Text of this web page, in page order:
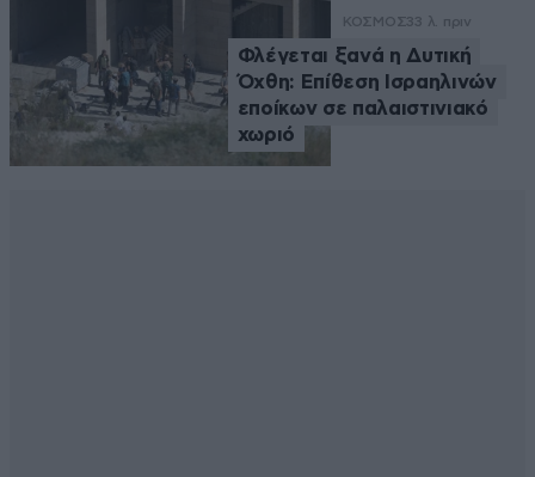
ΚΟΣΜΟΣ33 λ. πριν
Φλέγεται ξανά η Δυτική
Όχθη: Επίθεση Ισραηλινών
εποίκων σε παλαιστινιακό
χωριό